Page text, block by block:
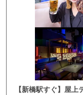
【新橋駅すぐ】屋